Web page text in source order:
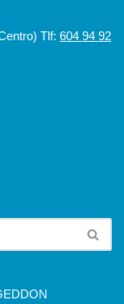
Tlf: 604 94 92